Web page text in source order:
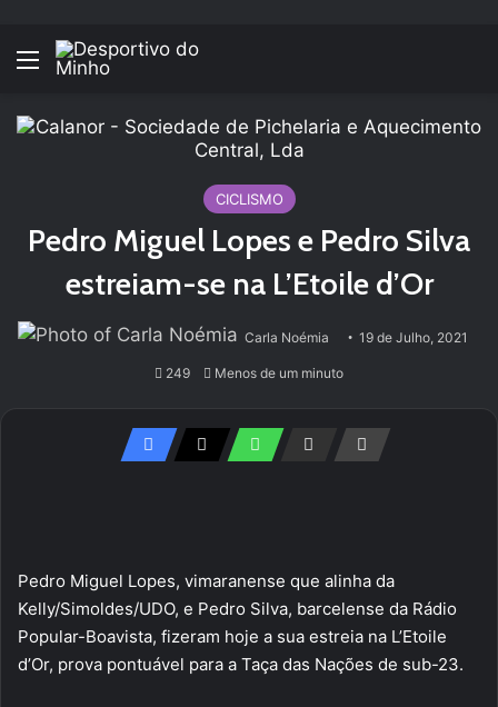
Menu
CICLISMO
Pedro Miguel Lopes e Pedro Silva
estreiam-se na L’Etoile d’Or
Carla Noémia 19 de Julho, 2021
249 Menos de um minuto
Pedro Miguel Lopes, vimaranense que alinha da
Kelly/Simoldes/UDO, e Pedro Silva, barcelense da Rádio
Popular-Boavista, fizeram hoje a sua estreia na L’Etoile
d’Or, prova pontuável para a Taça das Nações de sub-23.